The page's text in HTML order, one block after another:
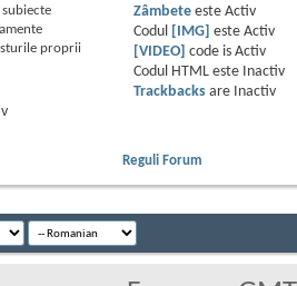
proprii
Zâmbeteeste Activ
Codul
[IMG] este Activ
[VIDEO] code is Activ
Codul HTML este
Inactiv
Trackbacksare
Inactiv
Reguli Forum